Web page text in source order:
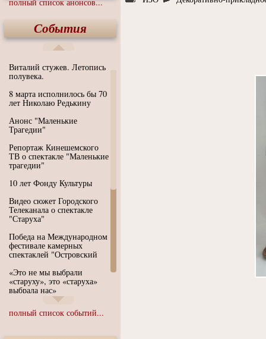
События
Виталий стужев. Летопись
полувека.
8 марта исполнилось бы 70
лет Николаю Редькину
Анонс "Маленькие
Трагедии"
Репортаж Кинешемского
ТВ о спектакле "Маленькие
трагедии"
10 лет Фонду Культуры
Видео сюжет Городского
Телеканала о спектакле
"Старуха"
Победа на Международном
фестивале камерных
спектаклей "Островский
«Это не мы выбрали
«старуху», это «старуха»
выбрала нас»
Иммерсивный спектакль
"Язык чистого полета
полный список событий...